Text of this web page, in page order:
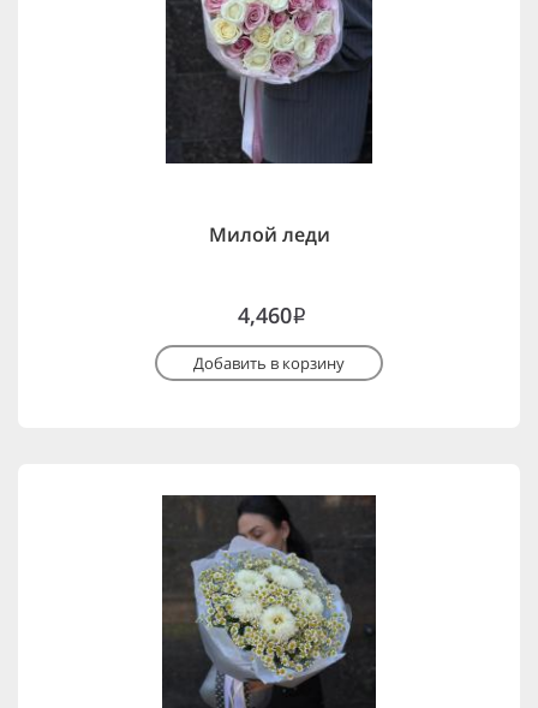
Милой леди
4,460i
Добавить в корзину